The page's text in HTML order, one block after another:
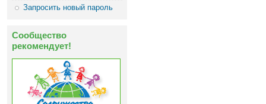
Запросить новый пароль
Сообщество
рекомендует!